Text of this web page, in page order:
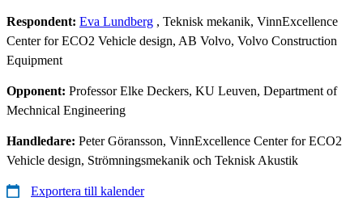
Respondent: Eva Lundberg , Teknisk mekanik, VinnExcellence
Center for ECO2 Vehicle design, AB Volvo, Volvo Construction
Equipment
Opponent: Professor Elke Deckers, KU Leuven, Department of
Mechnical Engineering
Handledare: Peter Göransson, VinnExcellence Center for ECO2
Vehicle design, Strömningsmekanik och Teknisk Akustik
Exportera till kalender